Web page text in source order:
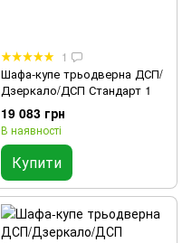
1
Шафа-купе трьодверна ДСП/
Дзеркало/ДСП Стандарт 1
19 083 грн
В наявності
Купити